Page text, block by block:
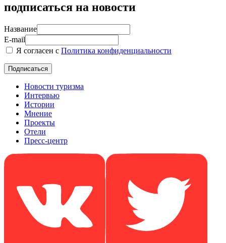
подписаться на новости
Название
E-mail
Я согласен с Политика конфиденциальности
Новости туризма
Интервью
Истории
Мнение
Проекты
Отели
Пресс-центр